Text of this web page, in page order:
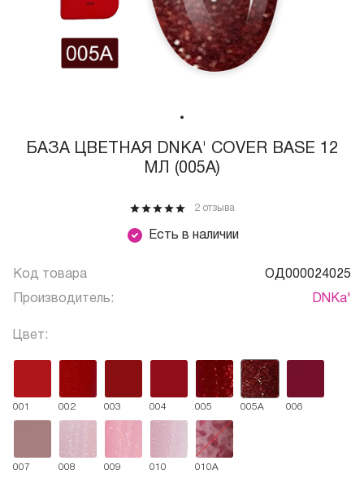
БАЗА ЦВЕТНАЯ DNKA' COVER BASE 12
МЛ (005A)
Есть в наличии
2 отзыва
Код товара ОД000024025
Производитель: DNKa'
Цвет:
001 002 003 004 005 005A 006
007 008 009 010 010A